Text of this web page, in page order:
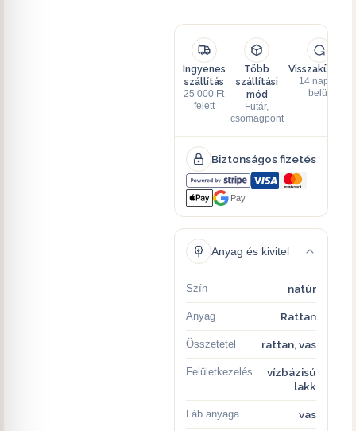
Ingyenes
szállítás
25 000 Ft
felett
Több
szállítási
mód
Futár,
csomagpont
Visszaküldés
14 napon
belül
Biztonságos fizetés
Pay
Anyag és kivitel
Szín natúr
Anyag Rattan
Összetétel rattan, vas
Felületkezelés
vízbázisú
lakk
Láb anyaga vas